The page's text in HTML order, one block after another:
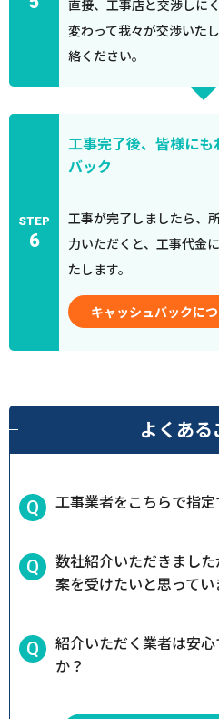
直接、工事店と交渉しに
変わって我々が交渉いた
絡ください。
STEP
6
工事完了後、皆様にも
バック
工事が完了しましたら、
力いただくと、工事代金
たします。
キャッシュバックに
よくある
工事業者をこちらで指
数社紹介いただきまし
案を受けたいと思ってい
紹介いただく業者は安
か？